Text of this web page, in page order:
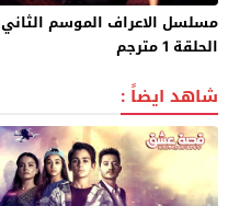
مسلسل الاعراف الموسم الثاني
الحلقة 1 مترجم
شاهد ايضاً :